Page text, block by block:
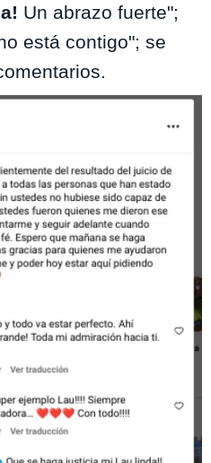
Un abrazo fuerte";
está contigo"; se